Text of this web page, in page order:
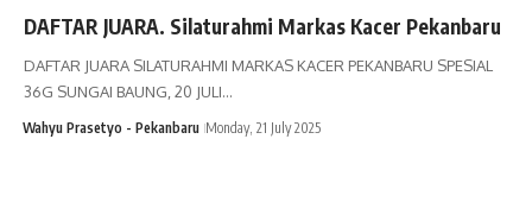
DAFTAR JUARA. Silaturahmi Markas Kacer Pekanbaru
DAFTAR JUARA SILATURAHMI MARKAS KACER PEKANBARU SPESIAL
36G SUNGAI BAUNG, 20 JULI…
Wahyu Prasetyo - Pekanbaru Monday, 21 July 2025